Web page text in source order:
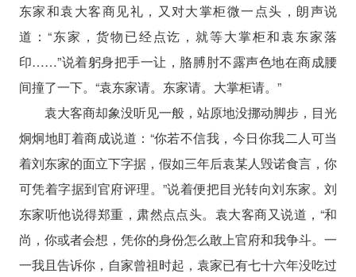
东家和袁大客商见礼，又对大掌柜微一点头，朗声说
道：“东家，货物已经点讫，就等大掌柜和袁东家落
印……”说着躬身把手一让，胳膊肘不露声色地在商成腰
间撞了一下。“袁东家请。东家请。大掌柜请。”
袁大客商却象没听见一般，站原地没挪动脚步，目光
炯炯地盯着商成说道：“你若不信我，今日你我二人可当
着刘东家的面立下字据，假如三年后袁某人毁诺食言，你
可凭着字据到官府评理。”说着便把目光转向刘东家。刘
东家听他说得郑重，肃然点点头。袁大客商又说道，“和
尚，你或者会想，凭你的身份怎么敢上官府和我争斗。一
一我且告诉你，自家曾祖时起，袁家已有七十六年没吃过